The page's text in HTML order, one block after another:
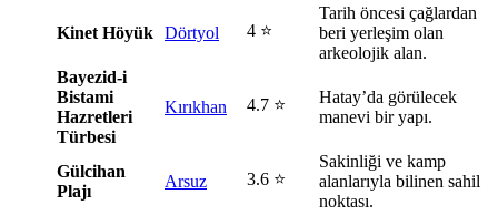
Kinet Höyük Dörtyol 4 ⭐
Tarih öncesi çağlardan
beri yerleşim olan
arkeolojik alan.
Bayezid-i
Bistami
Hazretleri
Türbesi
Kırıkhan 4.7 ⭐
Hatay’da görülecek
manevi bir yapı.
Gülcihan
Plajı
Arsuz 3.6 ⭐
Sakinliği ve kamp
alanlarıyla bilinen sahil
noktası.